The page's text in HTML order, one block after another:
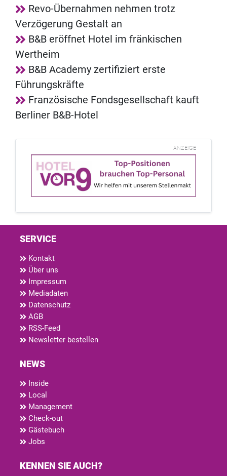
Revo-Übernahmen nehmen trotz
Verzögerung Gestalt an
B&B eröffnet Hotel im fränkischen
Wertheim
B&B Academy zertifiziert erste
Führungskräfte
Französische Fondsgesellschaft kauft
Berliner B&B-Hotel
ANZEIGE
SERVICE
Kontakt
Über uns
Impressum
Mediadaten
Datenschutz
AGB
RSS-Feed
Newsletter bestellen
NEWS
Inside
Local
Management
Check-out
Gästebuch
Jobs
KENNEN SIE AUCH?